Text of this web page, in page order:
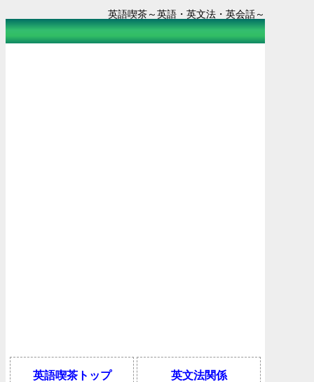
英語喫茶～英語・英文法・英会話～
英語喫茶トップ 英文法関係